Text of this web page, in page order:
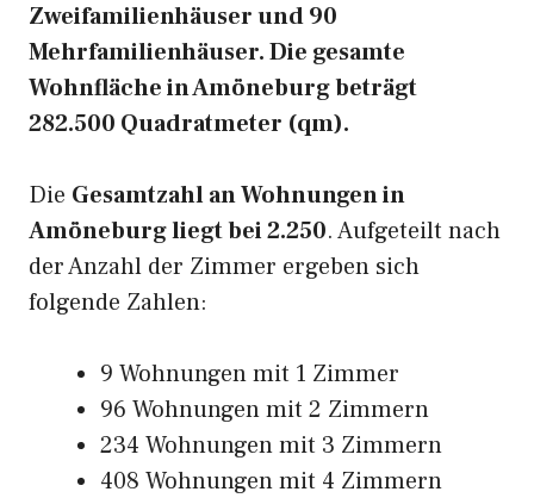
Zweifamilienhäuser und 90
Mehrfamilienhäuser. Die gesamte
Wohnfläche in Amöneburg beträgt
282.500 Quadratmeter (qm).
Die Gesamtzahl an Wohnungen in
Amöneburg liegt bei 2.250. Aufgeteilt nach
der Anzahl der Zimmer ergeben sich
folgende Zahlen:
9 Wohnungen mit 1 Zimmer
96 Wohnungen mit 2 Zimmern
234 Wohnungen mit 3 Zimmern
408 Wohnungen mit 4 Zimmern